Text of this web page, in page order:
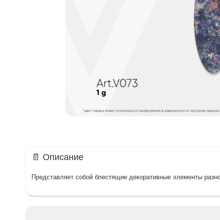
📄 Описание
Представляет собой блестящие декоративные элементы